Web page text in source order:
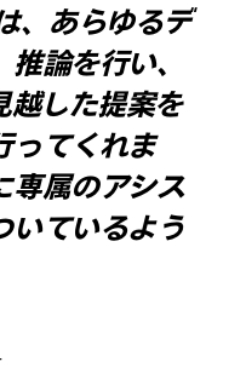
、あらゆるデ
論を行い、
した提案を
ってくれま
専属のアシス
いているよう